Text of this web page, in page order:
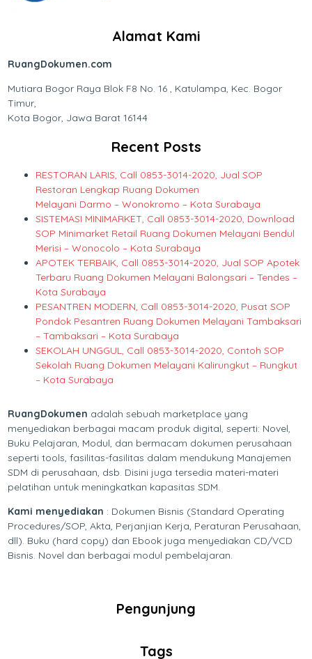
Alamat Kami
RuangDokumen.com
Mutiara Bogor Raya Blok F8 No. 16 , Katulampa, Kec. Bogor
Timur,
Kota Bogor, Jawa Barat 16144
Recent Posts
RESTORAN LARIS, Call 0853-3014-2020, Jual SOP
Restoran Lengkap Ruang Dokumen
Melayani Darmo – Wonokromo – Kota Surabaya
SISTEMASI MINIMARKET, Call 0853-3014-2020, Download
SOP Minimarket Retail Ruang Dokumen Melayani Bendul
Merisi – Wonocolo – Kota Surabaya
APOTEK TERBAIK, Call 0853-3014-2020, Jual SOP Apotek
Terbaru Ruang Dokumen Melayani Balongsari – Tendes –
Kota Surabaya
PESANTREN MODERN, Call 0853-3014-2020, Pusat SOP
Pondok Pesantren Ruang Dokumen Melayani Tambaksari
– Tambaksari – Kota Surabaya
SEKOLAH UNGGUL, Call 0853-3014-2020, Contoh SOP
Sekolah Ruang Dokumen Melayani Kalirungkut – Rungkut
– Kota Surabaya
RuangDokumen adalah sebuah marketplace yang
menyediakan berbagai macam produk digital, seperti: Novel,
Buku Pelajaran, Modul, dan bermacam dokumen perusahaan
seperti tools, fasilitas-fasilitas dalam mendukung Manajemen
SDM di perusahaan, dsb. Disini juga tersedia materi-materi
pelatihan untuk meningkatkan kapasitas SDM.
Kami menyediakan : Dokumen Bisnis (Standard Operating
Procedures/SOP, Akta, Perjanjian Kerja, Peraturan Perusahaan,
dll). Buku (hard copy) dan Ebook juga menyediakan CD/VCD
Bisnis. Novel dan berbagai modul pembelajaran.
Pengunjung
Tags